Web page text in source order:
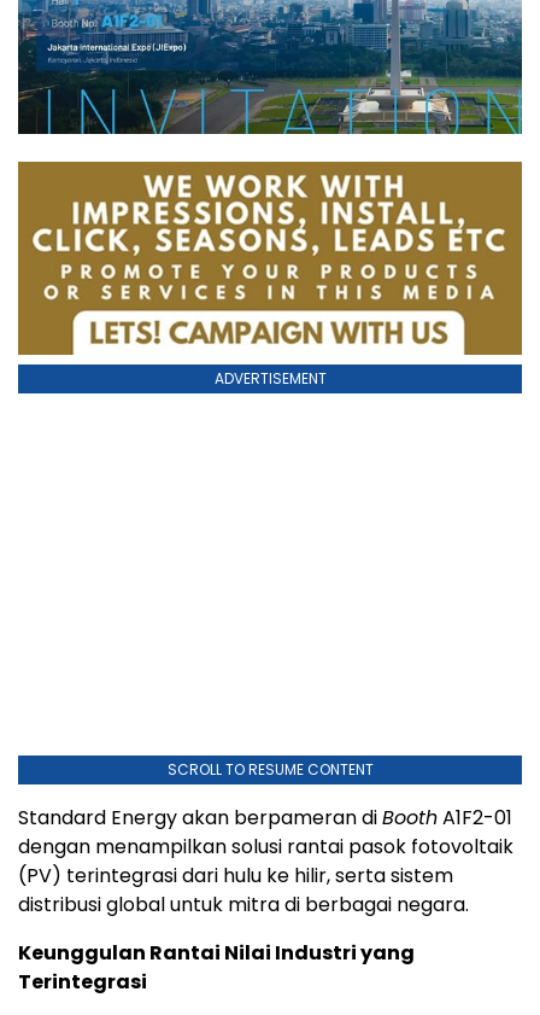
ADVERTISEMENT
SCROLL TO RESUME CONTENT
Standard Energy akan berpameran diBoothA1F2-01
dengan menampilkan solusi rantai pasok fotovoltaik
(PV) terintegrasi dari hulu ke hilir, serta sistem
distribusi global untuk mitra di berbagai negara.
Keunggulan Rantai Nilai Industri yang
Terintegrasi